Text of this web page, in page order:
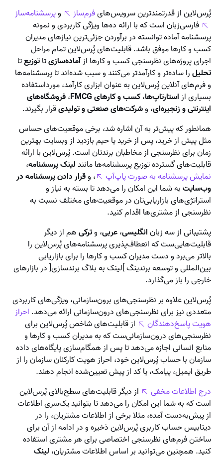
پُرس‌لاین از قدرتمندترین سرویس‌هایفرم‌ساز وپرسشنامه‌ساز
فارسی‌زبان است که با ارائه ده‌ها ویژگی کاربردی و نمونه
پرسشنامه آماده توانسته در برآوردن جزئی‌ترین نیازهای مدیران
کسب و کارها موفق باشد. قابلیت‌های پُرس‌لاین تمام مراحل
اجرای پروژه‌های نظرسنجی کسب و کارها ازآماده‌سازیتاتوزیعتا
تحلیلرا ساده‌تر و کارآمدتر می‌کنند و سبب شده‌اند تا پرسشنامه‌ها
و فرم‌های آنلاین پُرس‌لاین به عنوان ابزاری کارآمد، مورداستفاده
بسیاری ازاستارتاپ‌ها،کسب و کارهای FMCG ،فروشگاه‌های
اینترنتی و زنجیره‌ای، وشرکت‌های صنعتی و تولیدیقرار بگیرند.
همانطور که پیش‌تر به آن اشاره شد، برخی موقعیت‌های حساس
مثل پیش از خرید، پس از خرید یا حیم بازدید از وبسایت بهترین
زمان برای نظرسنجی از مخاطبان برندتان است. پُرس‌لاین با ارائه
قابلیت‌های گسترده توزیع پرسشنامه‌ها مانندلینک پرسشنامه،
نمایش پرسشنامه به صورت پاپ‌آپ
، وقرار دادن پرسشنامه در
وب‌سایتبه شما این امکان را می‌دهد تا بسته به نیاز و
استراتژی‌های بازاریابی‌تان در موقعیت‌های مختلف نسبت به
نظرسنجی از مشتری‌ها اقدام کنید.
پشتیبانی از سه زبانانگلیسی،عربی، وترکیهم از دیگر
قابلیت‌هایی‌ست که انعطاف‌پذیری پرسشنامه‌های پُرس‌لاین را
بالاتر می‌برد و دست مدیران کسب و کارها را برای بازاریابی
بین‌المللی و توسعه برندینگ ]لینک به بلاگ برندسازی[ در بازارهای
خارجی را باز می‌گذارد.
پُرس‌لاین علاوه بر نظرسنجی‌های برون‌سازمانی، ویژگی‌های کاربردی
متعددی نیز برای نظرسنجی‌های درون‌سازمانی ارائه می‌دهد. احراز
هویت پاسخ‌دهندگان
از قابلیت‌های شاخص پُرس‌لاین برای
نظرسنجی‌های درون‌سازمانی‌ست که به مدیران کسب و کارها و
منابع انسانی اجازه می‌دهد تا پس از همگام‌سازی پایگاه‌های داده
سازمان با حساب پُرس‌لاین خود، احراز هویت کارکنان سازمان را از
طریق ایمیل، پیامک، یا کد از پیش تعیین‌شده انجام دهند.
درج اطلاعات مخفی
از دیگر قابلیت‌های سطح‌بالای پُرس‌لاین
ا‌ست که به شما این امکان را می‌دهد تا بتوانید یک‌سری اطلاعات
از پیش‌به‌دست آمده، مثلا برخی از اطلاعات مشتریان، را در
دیتابیس حساب کاربری پُرس‌لاین ذخیره و در ادامه از آن برای
ساختن فرم‌های نظرسنجی اختصاصی برای هر مشتری استفاده
کنید. همچنین می‌توانید بر اساس اطلاعات مشتریان، لینک